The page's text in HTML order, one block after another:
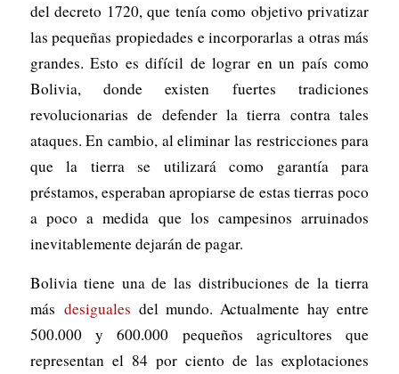
del decreto 1720, que tenía como objetivo privatizar
las pequeñas propiedades e incorporarlas a otras más
grandes. Esto es difícil de lograr en un país como
Bolivia, donde existen fuertes tradiciones
revolucionarias de defender la tierra contra tales
ataques. En cambio, al eliminar las restricciones para
que la tierra se utilizará como garantía para
préstamos, esperaban apropiarse de estas tierras poco
a poco a medida que los campesinos arruinados
inevitablemente dejarán de pagar.
Bolivia tiene una de las distribuciones de la tierra
másdesiguales del mundo. Actualmente hay entre
500.000 y 600.000 pequeños agricultores que
representan el 84 por ciento de las explotaciones